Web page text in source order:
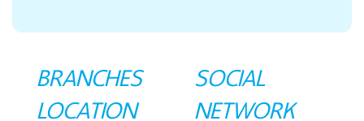
BRANCHES
LOCATION
SOCIAL
NETWORK